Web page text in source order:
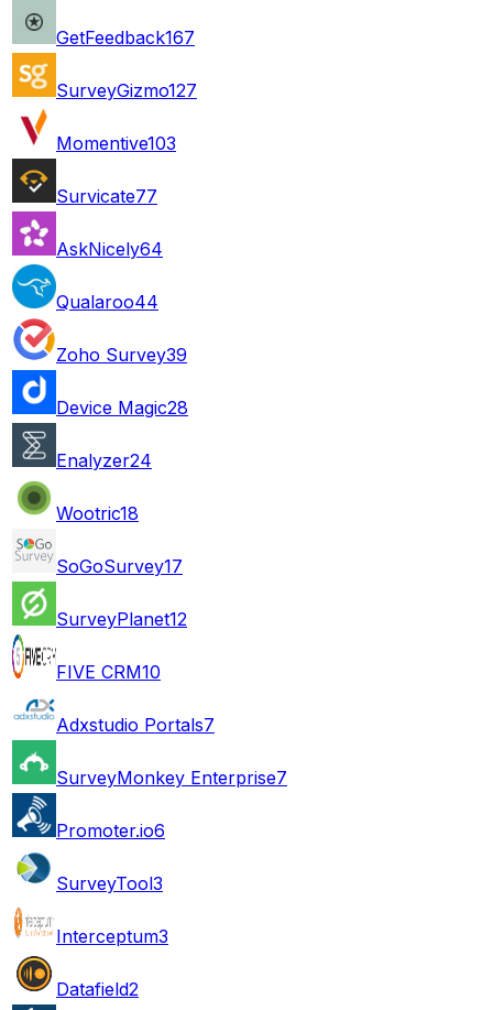
GetFeedback167
SurveyGizmo127
Momentive103
Survicate77
AskNicely64
Qualaroo44
Zoho Survey39
Device Magic28
Enalyzer24
Wootric18
SoGoSurvey17
SurveyPlanet12
FIVE CRM10
Adxstudio Portals7
SurveyMonkey Enterprise7
Promoter.io6
SurveyTool3
Interceptum3
Datafield2